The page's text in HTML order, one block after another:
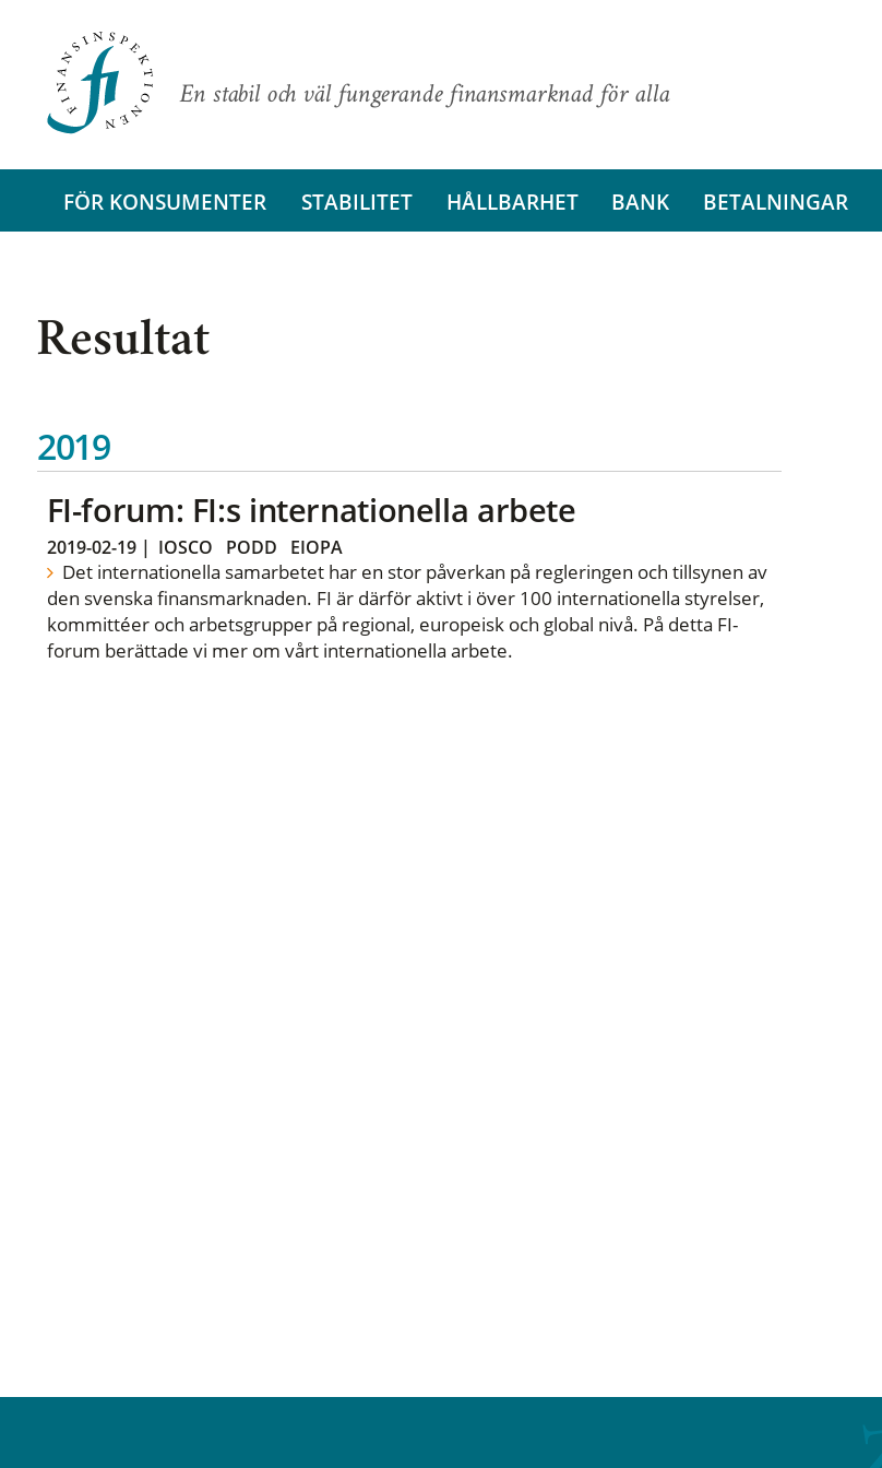
En stabil och väl fungerande finansmarknad för alla
FÖR KONSUMENTER STABILITET HÅLLBARHET BANK BETALNINGAR
Resultat
2019
FI-forum: FI:s internationella arbete
2019-02-19| IOSCO PODD EIOPA
Det internationella samarbetet har en stor påverkan på regleringen och tillsynen av
den svenska finansmarknaden. FI är därför aktivt i över 100 internationella styrelser,
kommittéer och arbetsgrupper på regional, europeisk och global nivå. På detta FI-
forum berättade vi mer om vårt internationella arbete.